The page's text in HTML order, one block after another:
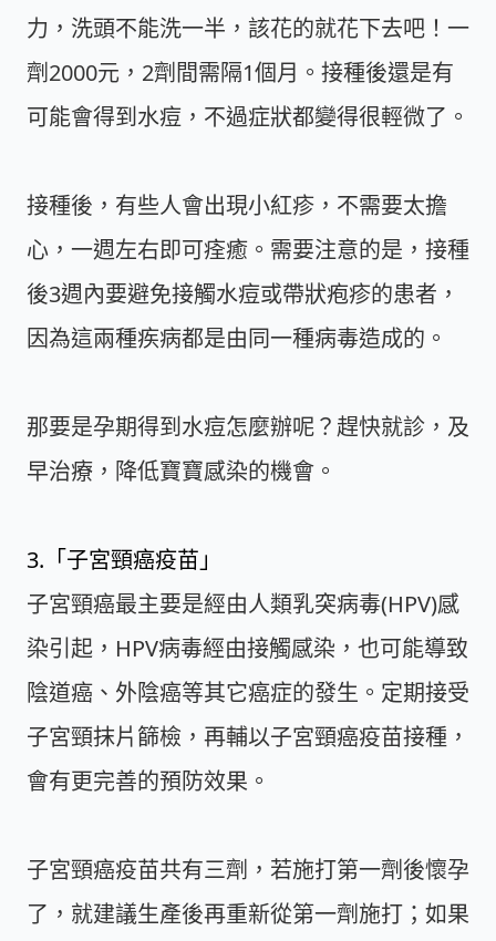
力，洗頭不能洗一半，該花的就花下去吧！一
劑2000元，2劑間需隔1個月。接種後還是有
可能會得到水痘，不過症狀都變得很輕微了。
接種後，有些人會出現小紅疹，不需要太擔
心，一週左右即可痊癒。需要注意的是，接種
後3週內要避免接觸水痘或帶狀疱疹的患者，
因為這兩種疾病都是由同一種病毒造成的。
那要是孕期得到水痘怎麼辦呢？趕快就診，及
早治療，降低寶寶感染的機會。
3.「子宮頸癌疫苗」
子宮頸癌最主要是經由人類乳突病毒(HPV)感
染引起，HPV病毒經由接觸感染，也可能導致
陰道癌、外陰癌等其它癌症的發生。定期接受
子宮頸抹片篩檢，再輔以子宮頸癌疫苗接種，
會有更完善的預防效果。
子宮頸癌疫苗共有三劑，若施打第一劑後懷孕
了，就建議生產後再重新從第一劑施打；如果